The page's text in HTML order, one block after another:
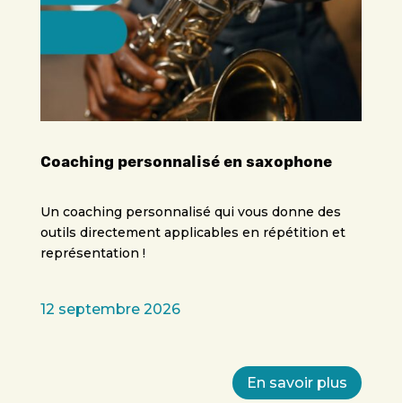
Coaching personnalisé en saxophone
Un coaching personnalisé qui vous donne des
outils directement applicables en répétition et
représentation !
12 septembre 2026
En savoir plus